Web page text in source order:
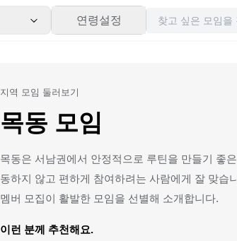
연령설정
지역 모임 둘러보기
목동 모임
목동은 서남권에서 안정적으로 루틴을 만들기 좋
동하지 않고 편하게 참여하려는 사람에게 잘 맞습
멤버 모집이 활발한 모임을 선별해 소개합니다.
이런 분께 추천해요.